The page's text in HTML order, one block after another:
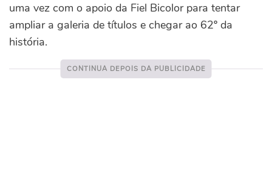
uma vez com o apoio da Fiel Bicolor para tentar
ampliar a galeria de títulos e chegar ao 62º da
história.